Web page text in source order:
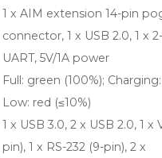
1 x AIM extension 14-pin
connector, 1 x USB 2.0, 1 x
UART, 5V/1A power
Full: green (100%);
Low: red (≤10%)
1 x USB 3.0, 2 x USB 2.0, 1 x
pin), 1 x RS-232 (9-pin), 2 x